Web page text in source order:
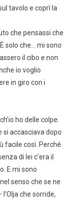
tavolo e coprì la
che pensassi che
solo che… mi sono
il cibo e non
io voglio
in giro con i
ho delle colpe.
si accasciava dopo
facile così. Perché
di lei c’era il
E mi sono
senso che se ne
che sorride,